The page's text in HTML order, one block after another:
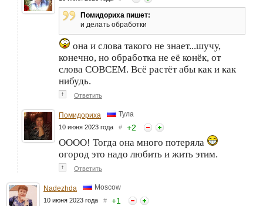
Помидориха пишет:
и делать обработки
она и слова такого не знает...шучу,
конечно, но обработка не её конёк, от
слова СОВСЕМ. Всё растёт абы как и как
нибудь.
↑ Ответить
Помидориха Тула
10 июня 2023 года # +2
ОООО! Тогда она много потеряла
огород это надо любить и жить этим.
↑ Ответить
Nadezhda Moscow
10 июня 2023 года # +1